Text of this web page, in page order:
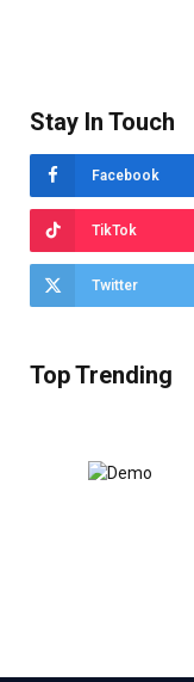
Stay In Touch
Facebook
TikTok
Twitter
Top Trending